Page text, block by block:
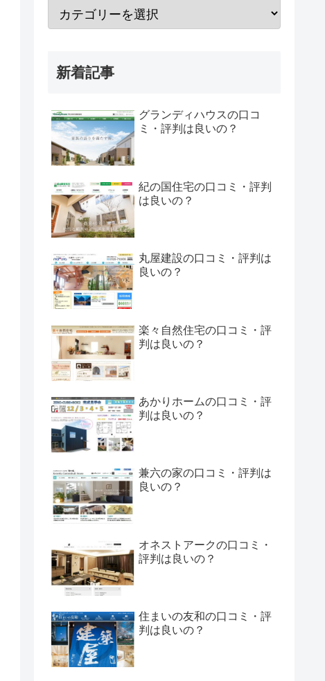
新着記事
グランディハウスの口コ
ミ・評判は良いの？
紀の国住宅の口コミ・評判
は良いの？
丸屋建設の口コミ・評判は
良いの？
楽々自然住宅の口コミ・評
判は良いの？
あかりホームの口コミ・評
判は良いの？
兼六の家の口コミ・評判は
良いの？
オネストアークの口コミ・
評判は良いの？
住まいの友和の口コミ・評
判は良いの？